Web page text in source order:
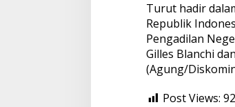
Turut hadir
Republik
Pengadilan
Gilles Blanchi
(Agung/
Post Views: